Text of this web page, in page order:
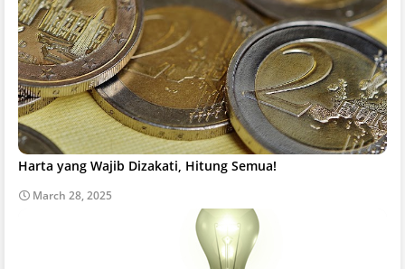
Harta yang Wajib Dizakati, Hitung Semua!
March 28, 2025